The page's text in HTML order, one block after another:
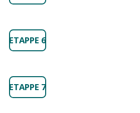
ETAPPE 6
ETAPPE 7